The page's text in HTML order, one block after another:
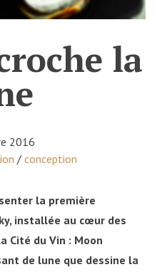
la
2016
/ conception
la première
installée au cœur des
Cité du Vin : Moon
de lune que dessine la